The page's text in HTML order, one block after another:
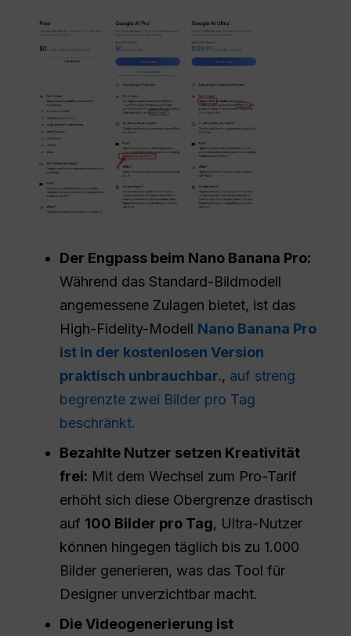
Der Engpass beim Nano Banana Pro:
Während das Standard-Bildmodell
angemessene Zulagen bietet, ist das
High-Fidelity-Modell Nano Banana Pro
ist in der kostenlosen Version
praktisch unbrauchbar., auf streng
begrenzte zwei Bilder pro Tag
beschränkt.
Bezahlte Nutzer setzen Kreativität
frei: Mit dem Wechsel zum Pro-Tarif
erhöht sich diese Obergrenze drastisch
auf 100 Bilder pro Tag, Ultra-Nutzer
können hingegen täglich bis zu 1.000
Bilder generieren, was das Tool für
Designer unverzichtbar macht.
Die Videogenerierung ist